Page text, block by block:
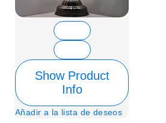
Show Product
Info
Añadir a la lista de deseos